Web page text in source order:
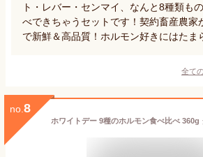
ト・レバー・センマイ、なんと8種類も
べできちゃうセットです！契約畜産農家
で新鮮＆高品質！ホルモン好きにはたま
全て
no. 8